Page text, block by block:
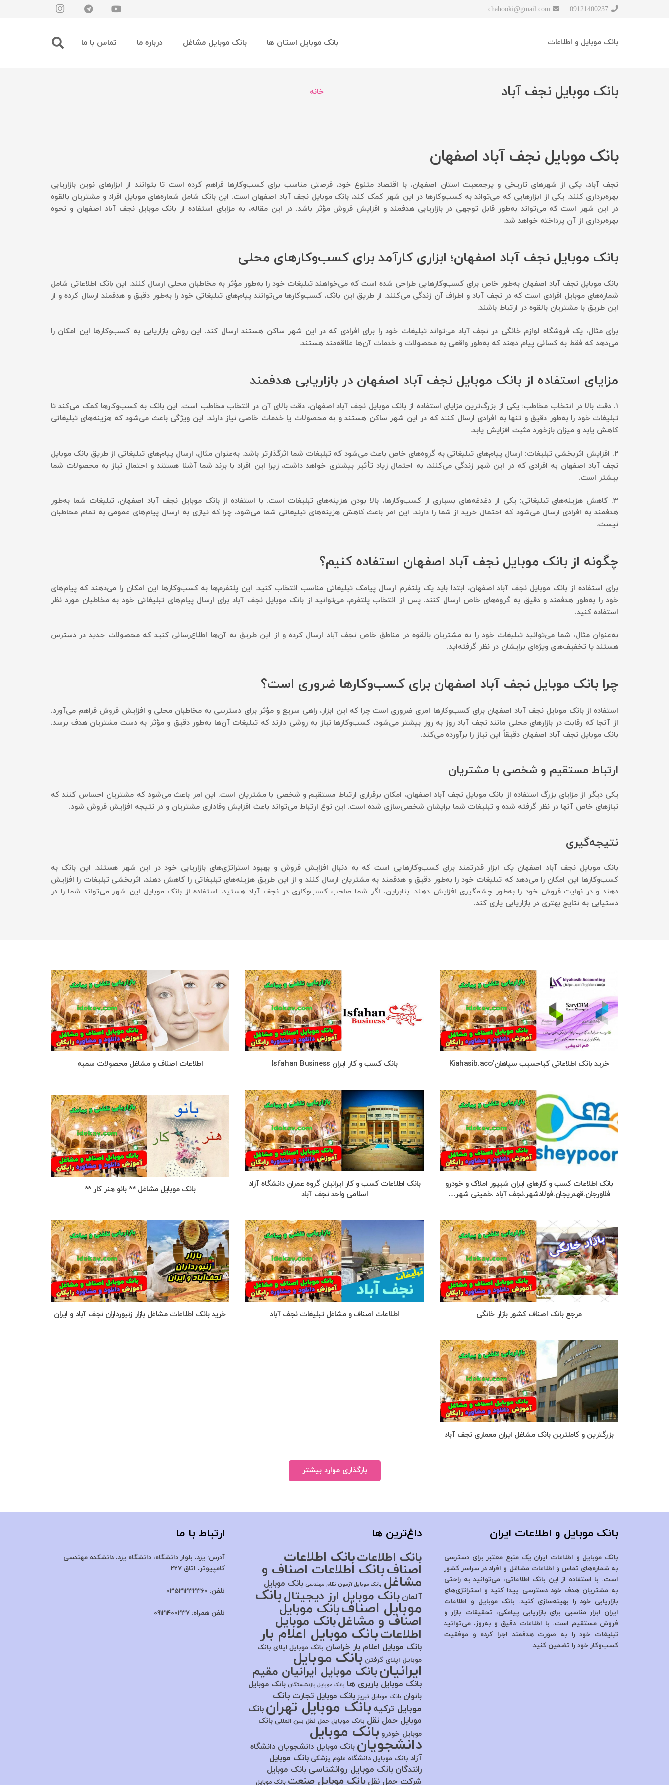
09121400237
chahooki@gmail.com
بانک موبایل و اطلاعات بانک موبایل استان ها بانک موبایل مشاغل درباره ما تماس با ما
بانک موبایل نجف آباد خانه
بانک موبایل نجف آباد اصفهان
نجف آباد، یکی از شهرهای تاریخی و پرجمعیت استان اصفهان، با اقتصاد متنوع خود، فرصتی مناسب برای کسب‌وکارها فراهم کرده است تا بتوانند از ابزارهای نوین بازاریابی
بهره‌برداری کنند. یکی از ابزارهایی که می‌تواند به کسب‌وکارها در این شهر کمک کند، بانک موبایل نجف آباد اصفهان است. این بانک شامل شماره‌های موبایل افراد و مشتریان بالقوه
در این شهر است که می‌تواند به‌طور قابل توجهی در بازاریابی هدفمند و افزایش فروش مؤثر باشد. در این مقاله، به مزایای استفاده از بانک موبایل نجف آباد اصفهان و نحوه
بهره‌برداری از آن پرداخته خواهد شد.
بانک موبایل نجف آباد اصفهان؛ ابزاری کارآمد برای کسب‌وکارهای محلی
بانک موبایل نجف آباد اصفهان به‌طور خاص برای کسب‌وکارهایی طراحی شده است که می‌خواهند تبلیغات خود را به‌طور مؤثر به مخاطبان محلی ارسال کنند. این بانک اطلاعاتی شامل
شماره‌های موبایل افرادی است که در نجف آباد و اطراف آن زندگی می‌کنند. از طریق این بانک، کسب‌وکارها می‌توانند پیام‌های تبلیغاتی خود را به‌طور دقیق و هدفمند ارسال کرده و از
این طریق با مشتریان بالقوه در ارتباط باشند.
برای مثال، یک فروشگاه لوازم خانگی در نجف آباد می‌تواند تبلیغات خود را برای افرادی که در این شهر ساکن هستند ارسال کند. این روش بازاریابی به کسب‌وکارها این امکان را
می‌دهد که فقط به کسانی پیام دهند که به‌طور واقعی به محصولات و خدمات آن‌ها علاقه‌مند هستند.
مزایای استفاده از بانک موبایل نجف آباد اصفهان در بازاریابی هدفمند
۱. دقت بالا در انتخاب مخاطب: یکی از بزرگ‌ترین مزایای استفاده از بانک موبایل نجف آباد اصفهان، دقت بالای آن در انتخاب مخاطب است. این بانک به کسب‌وکارها کمک می‌کند تا
تبلیغات خود را به‌طور دقیق و تنها به افرادی ارسال کنند که در این شهر ساکن هستند و به محصولات یا خدمات خاصی نیاز دارند. این ویژگی باعث می‌شود که هزینه‌های تبلیغاتی
کاهش یابد و میزان بازخورد مثبت افزایش یابد.
۲. افزایش اثربخشی تبلیغات: ارسال پیام‌های تبلیغاتی به گروه‌های خاص باعث می‌شود که تبلیغات شما اثرگذارتر باشد. به‌عنوان مثال، ارسال پیام‌های تبلیغاتی از طریق بانک موبایل
نجف آباد اصفهان به افرادی که در این شهر زندگی می‌کنند، به احتمال زیاد تأثیر بیشتری خواهد داشت، زیرا این افراد با برند شما آشنا هستند و احتمال نیاز به محصولات شما
بیشتر است.
۳. کاهش هزینه‌های تبلیغاتی:یکی از دغدغه‌های بسیاری از کسب‌وکارها، بالا بودن هزینه‌های تبلیغات است. با استفاده از بانک موبایل نجف آباد اصفهان، تبلیغات شما به‌طور
هدفمند به افرادی ارسال می‌شود که احتمال خرید از شما را دارند. این امر باعث کاهش هزینه‌های تبلیغاتی شما می‌شود، چرا که نیازی به ارسال پیام‌های عمومی به تمام مخاطبان
نیست.
چگونه از بانک موبایل نجف آباد اصفهان استفاده کنیم؟
برای استفاده از بانک موبایل نجف آباد اصفهان، ابتدا باید یک پلتفرم ارسال پیامک تبلیغاتی مناسب انتخاب کنید. این پلتفرم‌ها به کسب‌وکارها این امکان را می‌دهند که پیام‌های
خود را به‌طور هدفمند و دقیق به گروه‌های خاص ارسال کنند. پس از انتخاب پلتفرم، می‌توانید از بانک موبایل نجف آباد برای ارسال پیام‌های تبلیغاتی خود به مخاطبان مورد نظر
استفاده کنید.
به‌عنوان مثال، شما می‌توانید تبلیغات خود را به مشتریان بالقوه در مناطق خاص نجف آباد ارسال کرده و از این طریق به آن‌ها اطلاع‌رسانی کنید که محصولات جدید در دسترس
هستند یا تخفیف‌های ویژه‌ای برایشان در نظر گرفته‌اید.
چرا بانک موبایل نجف آباد اصفهان برای کسب‌وکارها ضروری است؟
استفاده از بانک موبایل نجف آباد اصفهان برای کسب‌وکارها امری ضروری است چرا که این ابزار، راهی سریع و مؤثر برای دسترسی به مخاطبان محلی و افزایش فروش فراهم می‌آورد.
از آنجا که رقابت در بازارهای محلی مانند نجف آباد روز به روز بیشتر می‌شود، کسب‌وکارها نیاز به روشی دارند که تبلیغات آن‌ها به‌طور دقیق و مؤثر به دست مشتریان هدف برسد.
بانک موبایل نجف آباد اصفهان دقیقاً این نیاز را برآورده می‌کند.
ارتباط مستقیم و شخصی با مشتریان
یکی دیگر از مزایای بزرگ استفاده از بانک موبایل نجف آباد اصفهان، امکان برقراری ارتباط مستقیم و شخصی با مشتریان است. این امر باعث می‌شود که مشتریان احساس کنند که
نیازهای خاص آنها در نظر گرفته شده و تبلیغات شما برایشان شخصی‌سازی شده است. این نوع ارتباط می‌تواند باعث افزایش وفاداری مشتریان و در نتیجه افزایش فروش شود.
نتیجه‌گیری
بانک موبایل نجف آباد اصفهان یک ابزار قدرتمند برای کسب‌وکارهایی است که به دنبال افزایش فروش و بهبود استراتژی‌های بازاریابی خود در این شهر هستند. این بانک به
کسب‌وکارها این امکان را می‌دهد که تبلیغات خود را به‌طور دقیق و هدفمند به مشتریان ارسال کنند و از این طریق هزینه‌های تبلیغاتی را کاهش دهند، اثربخشی تبلیغات را افزایش
دهند و در نهایت فروش خود را به‌طور چشمگیری افزایش دهند. بنابراین، اگر شما صاحب کسب‌وکاری در نجف آباد هستید، استفاده از بانک موبایل این شهر می‌تواند شما را در
دستیابی به نتایج بهتری در بازاریابی یاری کند.
خرید بانک اطلاعاتی کیاحسیب سپاهان/Kiahasib.acc بانک کسب و کار ایران Isfahan Business اطلاعات اصناف و مشاغل محصولات سمیه
بانک اطلاعات کسب و کارهای ایران شیپور املاک و خودرو
فلاورجان.قهدریجان.فولادشهر.نجف آباد .خمینی شهر…
بانک اطلاعات کسب و کار ایرانیان گروه عمران دانشگاه آزاد
اسلامی واحد نجف آباد
بانک موبایل مشاغل ** بانو هنر کار **
مرجع بانک اصناف کشور بازار خانگی اطلاعات اصناف و مشاغل تبلیغات نجف آباد خرید بانک اطلاعات مشاغل بازار زنبورداران نجف آباد و ایران
بزرگترین و کاملترین بانک مشاغل ایران معماری نجف آباد
بارگذاری موارد بیشتر
بانک موبایل و اطلاعات ایران
بانک موبایل و اطلاعات ایران یک منبع معتبر برای دسترسی
به شماره‌های تماس و اطلاعات مشاغل و افراد در سراسر کشور
است. با استفاده از این بانک اطلاعاتی، می‌توانید به راحتی
به مشتریان هدف خود دسترسی پیدا کنید و استراتژی‌های
بازاریابی خود را بهینه‌سازی کنید. بانک موبایل و اطلاعات
ایران ابزار مناسبی برای بازاریابی پیامکی، تحقیقات بازار و
فروش مستقیم است. با اطلاعات دقیق و به‌روز، می‌توانید
تبلیغات خود را به صورت هدفمند اجرا کرده و موفقیت
کسب‌وکار خود را تضمین کنید.
داغ‌ترین ها
بانک اطلاعاتبانک اطلاعات
اصنافبانک اطلاعات اصناف و
مشاغل بانک موبایل آزمون نظام مهندسی بانک موبایل
آلمان بانک موبایل ارز دیجیتالبانک
موبایل اصنافبانک موبایل
اصناف و مشاغلبانک موبایل
اطلاعاتبانک موبایل اعلام بار
بانک موبایل اعلام بار خراسان بانک موبایل اپلای بانک
موبایل اپلای گرفتن بانک موبایل
ایرانیانبانک موبایل ایرانیان مقیم
بانک موبایل باربری ها بانک موبایل بازنشستگان بانک موبایل
بانوان بانک موبایل تبریز بانک موبایل تجارت بانک
موبایل ترکیه بانک موبایل تهران بانک
موبایل حمل نقل بانک موبایل حمل نقل بین المللی بانک
موبایل خودرو بانک موبایل
دانشجویان بانک موبایل دانشجویان دانشگاه
آزاد بانک موبایل دانشگاه علوم پزشکی بانک موبایل
رانندگان بانک موبایل روانشناسی بانک موبایل
شرکت حمل نقل بانک موبایل صنعت بانک موبایل
ارتباط با ما
آدرس: یزد، بلوار دانشگاه، دانشگاه یزد، دانشکده مهندسی
کامپیوتر، اتاق 227
تلفن: 03531232360
تلفن همراه: 09121400237